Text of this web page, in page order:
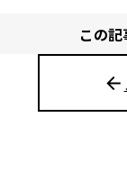
この